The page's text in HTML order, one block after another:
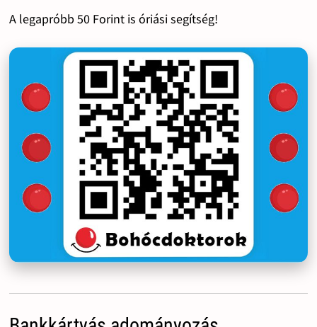
A legapróbb 50 Forint is óriási segítség!